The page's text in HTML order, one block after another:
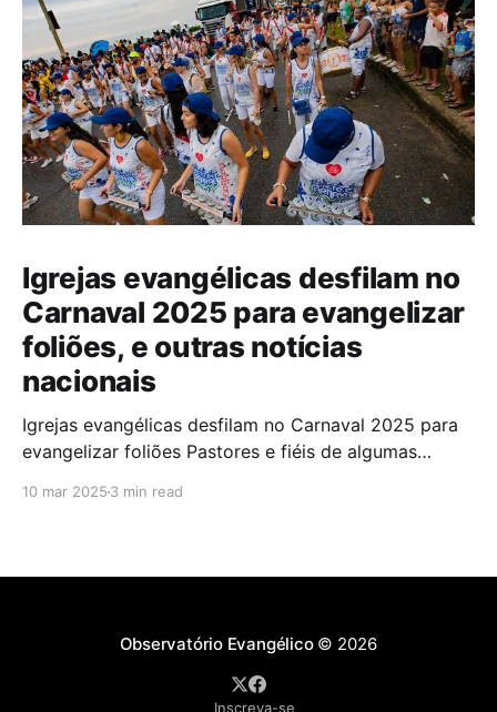
Igrejas evangélicas desfilam no
Carnaval 2025 para evangelizar
foliões, e outras notícias
nacionais
Igrejas evangélicas desfilam no Carnaval 2025 para
evangelizar foliões Pastores e fiéis de algumas
10 mar 2025 3 min read
Observatório Evangélico© 2026
Inscreva-se